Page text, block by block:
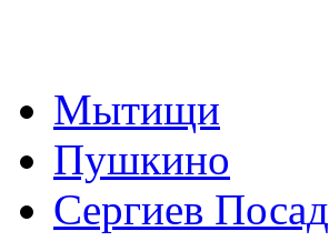
Мытищи
Пушкино
Сергиев Посад